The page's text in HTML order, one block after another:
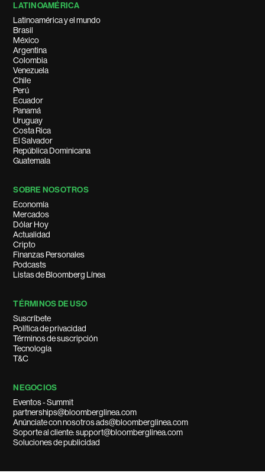
LATINOAMÉRICA
Latinoamérica y el mundo
Brasil
México
Argentina
Colombia
Venezuela
Chile
Perú
Ecuador
Panamá
Uruguay
Costa Rica
El Salvador
República Dominicana
Guatemala
SOBRE NOSOTROS
Economía
Mercados
Dólar Hoy
Actualidad
Cripto
Finanzas Personales
Podcasts
Listas de Bloomberg Línea
TÉRMINOS DE USO
Suscríbete
Política de privacidad
Términos de suscripción
Tecnología
T&C
NEGOCIOS
Eventos - Summit
partnerships@bloomberglinea.com
Anúnciate con nosotros ads@bloomberglinea.com
Soporte al cliente: support@bloomberglinea.com
Soluciones de publicidad